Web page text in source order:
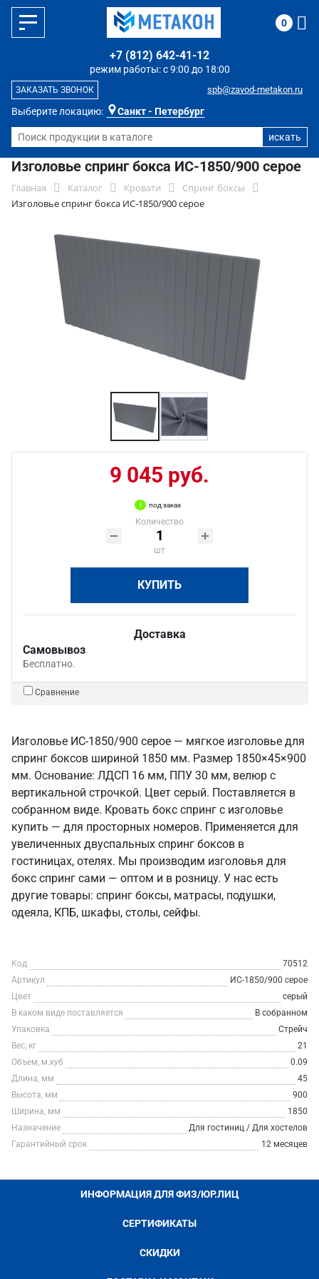
Выберите локацию: Санкт - Петербург
режим работы: с 9:00 до 18:00
+7 (812) 642-41-12
spb@zavod-metakon.ru
ЗАКАЗАТЬ ЗВОНОК
0
Изголовье спринг бокса ИС-1850/900 серое
Главная Каталог Кровати
Спринг боксы
Изголовье спринг бокса ИС-1850/900 серое
9 045 руб.
под заказ
Количество
шт
КУПИТЬ
Доставка
Самовывоз
Бесплатно.
Сравнение
Изголовье ИС-1850/900 серое — мягкое изголовье для
спринг боксов шириной 1850 мм. Размер 1850×45×900
мм. Основание: ЛДСП 16 мм, ППУ 30 мм, велюр с
вертикальной строчкой. Цвет серый. Поставляется в
собранном виде. Кровать бокс спринг с изголовье
купить — для просторных номеров. Применяется для
увеличенных двуспальных спринг боксов в
гостиницах, отелях. Мы производим изголовья для
бокс спринг сами — оптом и в розницу. У нас есть
другие товары: спринг боксы, матрасы, подушки,
одеяла, КПБ, шкафы, столы, сейфы.
Код
70512
Артикул
ИС-1850/900 серое
Цвет
серый
В каком виде поставляется
В собранном
Упаковка
Стрейч
Вес, кг
21
Объем, м.куб
0.09
Длина, мм
45
Высота, мм
900
Ширина, мм
1850
Назначение
Для гостиниц / Для хостелов
Гарантийный срок
12 месяцев
ИНФОРМАЦИЯ ДЛЯ ФИЗ/ЮР.ЛИЦ
СЕРТИФИКАТЫ
СКИДКИ